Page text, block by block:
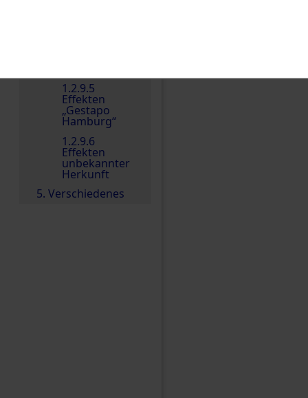
1.2.9.5
Effekten
„Gestapo
Hamburg“
1.2.9.6
Effekten
unbekannter
Herkunft
5. Verschiedenes